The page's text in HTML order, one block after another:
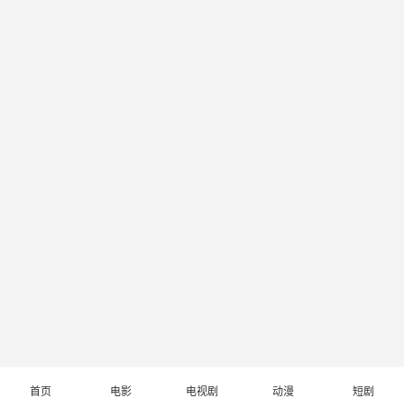
首页 电影 电视剧 动漫 短剧